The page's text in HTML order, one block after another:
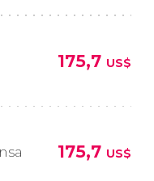
175,7 US$
175,7 US$